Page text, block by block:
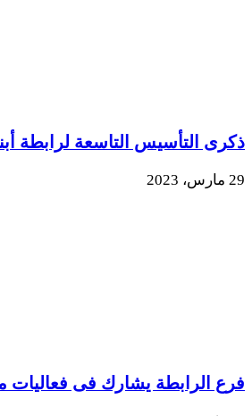
ذكرى التأسيس التاسعة لرابطة
29 مارس، 2023
فرع الرابطة يشارك فى فعاليات